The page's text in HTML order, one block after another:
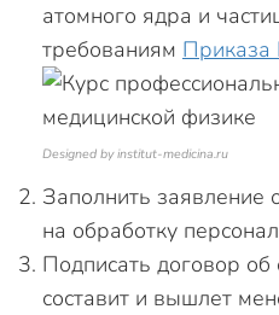
атомного ядра и
требованиям
Designed by institut-medicina.ru
Заполнить заявление
на обработку
Подписать договор
составит и вышлет